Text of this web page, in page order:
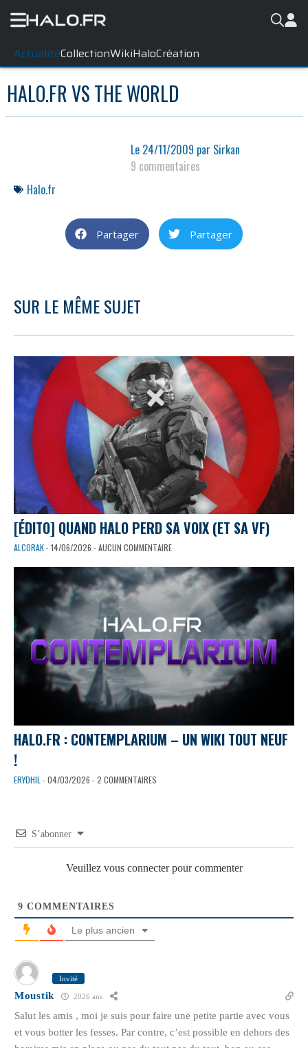
ActualitéCollectionWikiHaloCréation
HALO.FR VS THE WORLD
Le 24/11/2009 par Sirkan
9 commentaires
Halo.fr
Partager Partager
SUR LE MÊME SUJET
[ÉDITO] QUAND HALO PERD SA VOIX (ET SA VF)
ALCORAK- 14/06/2026 - AUCUN COMMENTAIRE
HALO.FR : CONTEMPLARIUM – UN WIKI TOUT NEUF
!
ERYDHIL - 04/03/2026 - 2 COMMENTAIRES
S’abonner
Veuillez vous connecter pour commenter
9 COMMENTAIRES
Le plus ancien
Invité
Moustik 2026 ans
Salut les amis , moi je suis pour faire une petite partie avec vous
et vous botter les fesses. Par contre, c’est possible en dehors des